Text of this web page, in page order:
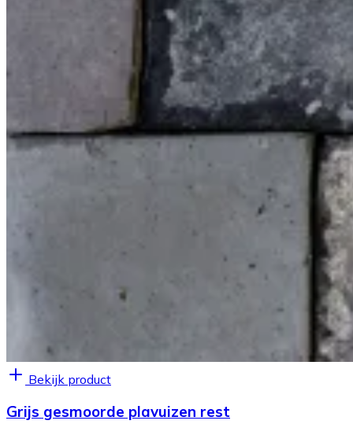
Bekijk product
Grijs gesmoorde plavuizen rest